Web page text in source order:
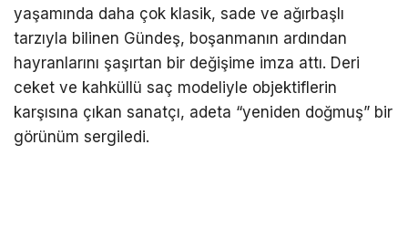
yaşamında daha çok klasik, sade ve ağırbaşlı
tarzıyla bilinen Gündeş, boşanmanın ardından
hayranlarını şaşırtan bir değişime imza attı. Deri
ceket ve kahküllü saç modeliyle objektiflerin
karşısına çıkan sanatçı, adeta “yeniden doğmuş” bir
görünüm sergiledi.